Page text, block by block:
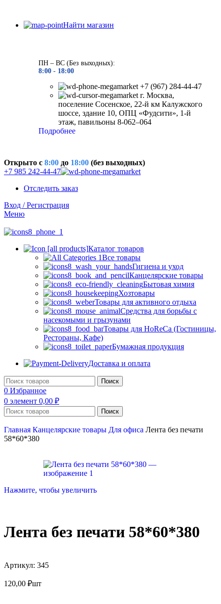
Найти магазин
ПН – ВС (Без выходных):
8:00 - 18:00
+7 (967) 284-44-47
г. Москва,
поселение Сосенское, 22-й км Калужского
шоссе, здание 10, ОПЦ «Фудсити», 1-й
этаж, павильоны 8-062–064
Подробнее
Открыто c 8:00 до 18:00 (без выходных)
+7 985 242-44-47
Отследить заказ
Вход / Регистрация
Меню
Каталог товаров
Все товары
Гигиена и уход
Канцелярские товары
Бытовая химия
Хозтовары
Товары для активного отдыха
Средства для борьбы с
насекомыми и грызунами
Товары для HoReCa (Гостиницы,
Рестораны, Кафе)
Бумажная продукция
Доставка и оплата
Поиск
0 Избранное
0 элемент 0,00 ₽
Поиск
Главная Канцелярские товары Для офиса Лента без печати
58*60*380
Нажмите, чтобы увеличить
Лента без печати 58*60*380
Артикул: 345
120,00 ₽шт